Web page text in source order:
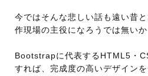
今ではそんな悲しい話も遠い昔
作現場の主役になろうでは無いか
Bootstrapに代表するHTML5・
すれば、完成度の高いデザイン